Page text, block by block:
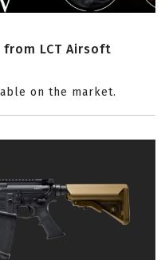
from LCT Airsoft
on the market.